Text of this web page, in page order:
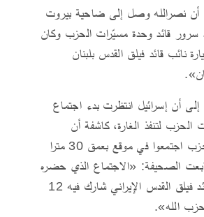
نصرالله وصل إلى ضاحية بيروت
قائد وحدة مسيّرات الحزب وكان
نائب قائد فيلق القدس بلبنان
أن إسرائيل انتظرت بدء اجتماع
الحزب لتنفذ الغارة، كاشفة أن
نصرالله وقادة الحزب اجتمعوا في موقع بعمق 30 مترا
الصحيفة: «الاجتماع الذي حضره
نصرالله ونائب قائد فيلق القدس الإيراني شارك فيه 12
الله».